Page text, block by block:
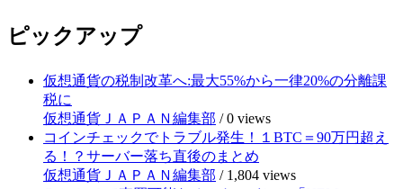
ピックアップ
仮想通貨の税制改革へ:最大55%から一律20%の分離課
税に
仮想通貨ＪＡＰＡＮ編集部 /0 views
コインチェックでトラブル発生！１BTC＝90万円超え
る！？サーバー落ち直後のまとめ
仮想通貨ＪＡＰＡＮ編集部 / 1,804 views